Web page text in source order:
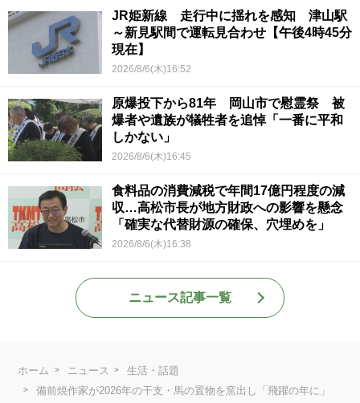
JR姫新線 走行中に揺れを感知 津山駅
～新見駅間で運転見合わせ【午後4時45分
現在】
2026/8/6(木)16:52
原爆投下から81年 岡山市で慰霊祭 被
爆者や遺族が犠牲者を追悼「一番に平和
しかない」
2026/8/6(木)16:45
食料品の消費減税で年間17億円程度の減
収…高松市長が地方財政への影響を懸念
「確実な代替財源の確保、穴埋めを」
2026/8/6(木)16:38
ニュース記事一覧
ホーム ニュース
生活・話題
備前焼作家が2026年の干支・馬の置物を窯出し「飛躍の年に」